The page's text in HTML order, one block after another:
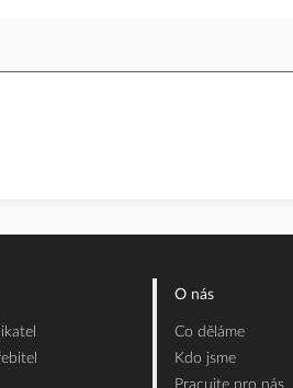
O nás
Co děláme
Kdo jsme